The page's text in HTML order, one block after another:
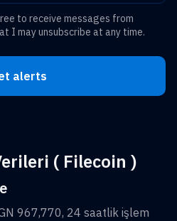
to receive messages from
I may unsubscribe at any time.
alerts
( Filecoin )
967,770, 24 saatlik işlem